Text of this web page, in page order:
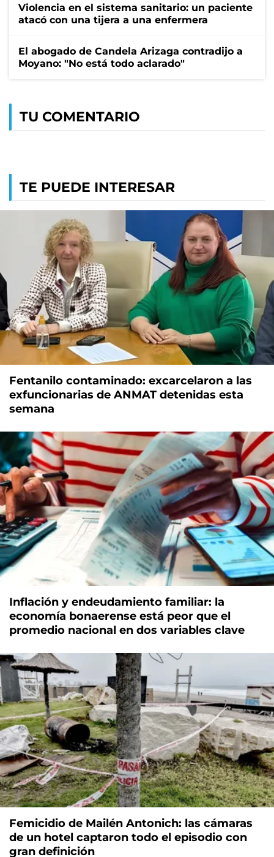
Violencia en el sistema sanitario: un paciente
atacó con una tijera a una enfermera
El abogado de Candela Arizaga contradijo a
Moyano: "No está todo aclarado"
TU COMENTARIO
TE PUEDE INTERESAR
Fentanilo contaminado: excarcelaron a las
exfuncionarias de ANMAT detenidas esta
semana
Inflación y endeudamiento familiar: la
economía bonaerense está peor que el
promedio nacional en dos variables clave
Femicidio de Mailén Antonich: las cámaras
de un hotel captaron todo el episodio con
gran definición